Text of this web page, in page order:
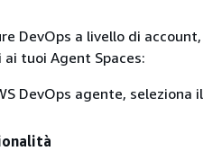
DevOps a livello di account,
tuoi Agent Spaces:
DevOps agente, seleziona il